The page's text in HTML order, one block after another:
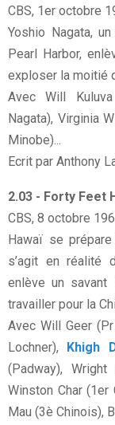
CBS, 1er octobre
Yoshio Nagata,
Pearl Harbor,
exploser la moitié
Avec Will
Nagata), Virginia
Minobe)...
Ecrit par Anthony
2.03 - Forty Feet
CBS, 8 octobre
Hawaï se
s’agit en réalité
enlève un
travailler pour la
Avec Will Geer
Lochner), Khigh
(Padway),
Winston Char (1er
Mau (3è Chinois),